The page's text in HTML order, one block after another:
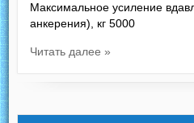
Максимальное усиление
анкерения), кг 5000
Читать далее »